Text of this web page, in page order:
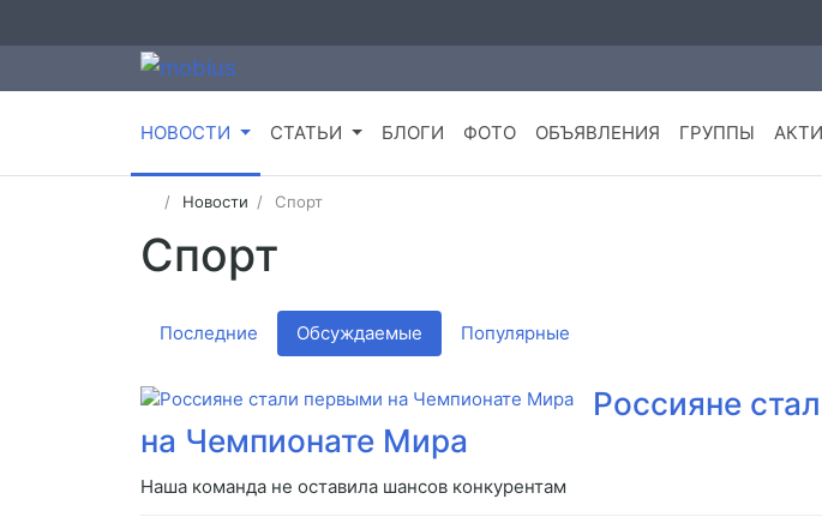
НОВОСТИ СТАТЬИ БЛОГИ ФОТО ОБЪЯВЛЕНИЯ ГРУППЫ
Новости Спорт
Спорт
Последние Обсуждаемые Популярные
Россияне
на Чемпионате Мира
Наша команда не оставила шансов конкурентам